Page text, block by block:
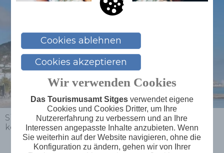
Sitges > Entdecken > Lernen Sie die Umgebung
kennen > Monestir de Poblet
Cookies ablehnen
Cookies akzeptieren
Wir verwenden Cookies
Das Tourismusamt Sitgesverwendet eigene
Cookies und Cookies Dritter, um Ihre
Nutzererfahrung zu verbessern und an Ihre
Interessen angepasste Inhalte anzubieten. Wenn
Sie weiterhin auf der Website navigieren, ohne die
Konfiguration zu ändern, gehen wir von Ihrer